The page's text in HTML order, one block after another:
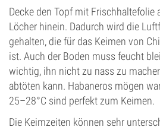
Decke den Topf mit Frischhaltefolie
Löcher hinein. Dadurch wird die
gehalten, die für das Keimen von
ist. Auch der Boden muss feucht
wichtig, ihn nicht zu nass zu
abtöten kann. Habaneros mögen
25–28°C sind perfekt zum Keimen.
Die Keimzeiten können sehr